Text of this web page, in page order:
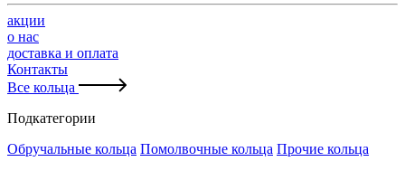
акции
о нас
доставка и оплата
Контакты
Все кольца
Подкатегории
Обручальные кольца Помолвочные кольца Прочие кольца